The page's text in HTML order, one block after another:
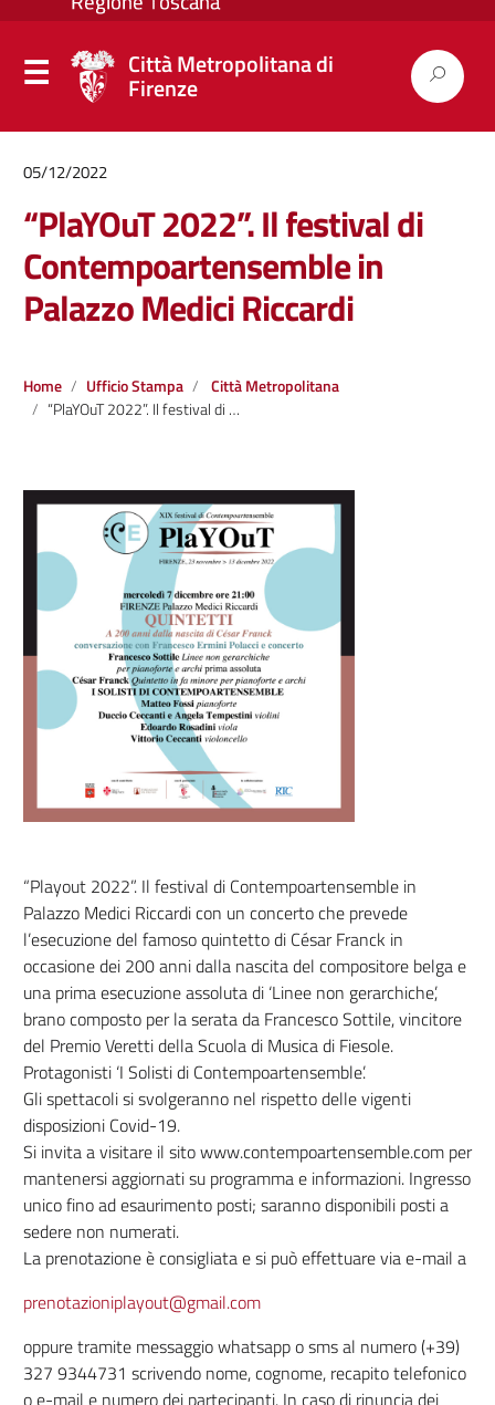
Città Metropolitana di
Firenze
05/12/2022
“PlaYOuT 2022”. Il festival di
Contempoartensemble in
Palazzo Medici Riccardi
Home Ufficio Stampa
Città Metropolitana
“PlaYOuT 2022”. Il festival di Contempoartensemble in Palazzo Medici Riccardi
“Playout 2022”. Il festival di Contempoartensemble in
Palazzo Medici Riccardi con un concerto che prevede
l’esecuzione del famoso quintetto di César Franck in
occasione dei 200 anni dalla nascita del compositore belga e
una prima esecuzione assoluta di ‘Linee non gerarchiche’,
brano composto per la serata da Francesco Sottile, vincitore
del Premio Veretti della Scuola di Musica di Fiesole.
Protagonisti ‘I Solisti di Contempoartensemble’.
Gli spettacoli si svolgeranno nel rispetto delle vigenti
disposizioni Covid-19.
Si invita a visitare il sito www.contempoartensemble.com per
mantenersi aggiornati su programma e informazioni. Ingresso
unico fino ad esaurimento posti; saranno disponibili posti a
sedere non numerati.
La prenotazione è consigliata e si può effettuare via e-mail a
prenotazioniplayout@gmail.com
oppure tramite messaggio whatsapp o sms al numero (+39)
327 9344731 scrivendo nome, cognome, recapito telefonico
o e-mail e numero dei partecipanti. In caso di rinuncia dei